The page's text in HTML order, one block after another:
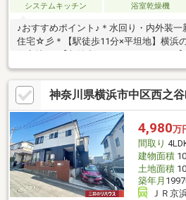
システムキッチン
浴室乾燥機
♪おすすめポイント♪＊水回り・内外装
住宅☆彡＊【駅徒歩11分×平坦地】横浜
好立地♪＊【収納力にこだわった3SLDK
ム完備♪＊【2年間の安心保証付】充
物件探し・資金計画でお悩みの方へ◇◆
ＫＩＺＵＮＡまでお問い合わせ下さい。
は公開していない未公開物件や販売予定
金計画にお悩みの方にはファイナンシ
相談会を承ります。物件ご購入後もＦ
で家計のアフターフォローもお任せくだ
神奈川県横浜市中区西之
4,980万
間取り
建物面積
土地面積
築年月
ＪＲ京